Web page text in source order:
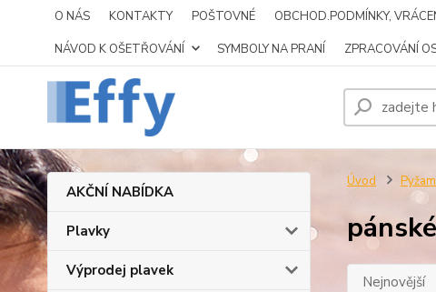
O NÁS KONTAKTY POŠTOVNÉ OBCHOD.PODMÍNKY,
NÁVOD K OŠETŘOVÁNÍ
SYMBOLY NA PRANÍ ZPRACOVÁNÍ
AKČNÍ NABÍDKA
Plavky
Výprodej plavek
Úvod
Nejnovější